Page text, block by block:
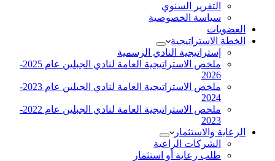
التقرير السنوي
سياسة الخصوصية
العضويات
الخطة الاستراتيجية
إستراتيجية النادي الرسمية
ملخص الاستراتيجية العامة لنادي الجبلين عام 2025-
2026
ملخص الاستراتيجية العامة لنادي الجبلين عام 2023-
2024
ملخص الاستراتيجية العامة لنادي الجبلين عام 2022-
2023
الرعاية والاستثمار
الشركات الراعية
طلب رعاية أو استثمار